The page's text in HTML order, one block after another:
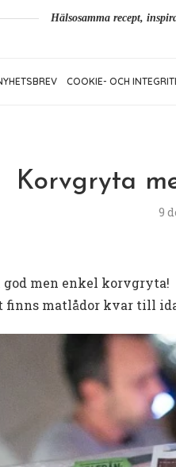
Hälsosamma recept,
COOKIE- OCH
Korvgryta
9
god men enkel korvgryta!
finns matlådor kvar till